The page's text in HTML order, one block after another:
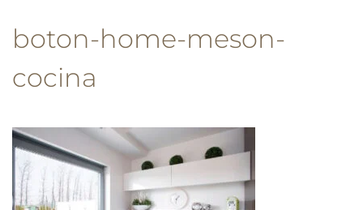
boton-home-meson-
cocina